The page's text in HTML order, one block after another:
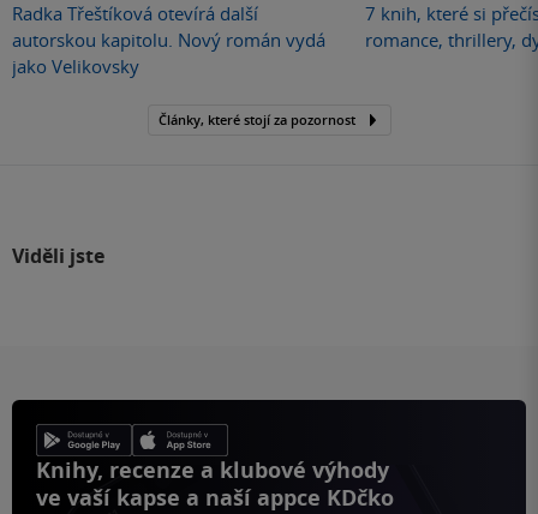
Radka Třeštíková otevírá další
autorskou kapitolu. Nový román vydá
jako Velikovsky
7 knih, které si
romance, thrillery,
Články, které stojí za pozornost
Viděli jste
Knihy, recenze a klubové výhody
ve vaší kapse a naší appce KDčko